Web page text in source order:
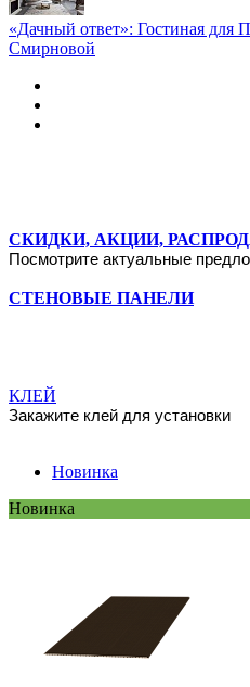
«Дачный ответ»: Гостиная для
Смирновой
СКИДКИ, АКЦИИ,
Посмотрите актуальные
СТЕНОВЫЕ ПАНЕЛИ
КЛЕЙ
Закажите клей для установки
Новинка
Новинка